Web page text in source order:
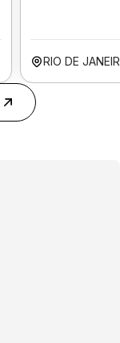
RIO DE